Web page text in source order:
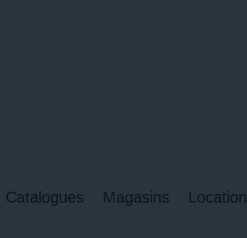
Catalogues Magasins Location